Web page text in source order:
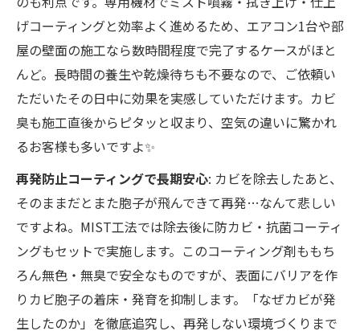
げコーティングと効率よく進めるため、エアコン1台や部
屋の壁面の施工なら数時間程度で完了するケースがほと
んど。長時間の養生や乾燥待ちも不要なので、ご依頼い
ただいたその日中に効果を実感していただけます。カビ
臭も施工直後からピタッと収まり、空気の違いに驚かれ
るお客様も多いですよ✨
再発防止コーティングで長期安心: カビを除去したあと、
そのままだとまた胞子が飛んできて再発…なんて悲しい
ですよね。MIST工法では除去後に防カビ・抗菌コーティ
ングもセットで実施します。このコーティング剤ももち
ろん無色・無臭で安全なものですが、表面にバリアを作
りカビ胞子の着床・発育を抑制します。「なぜカビが発
生したのか」を徹底追究し、再発しない環境づくりまで